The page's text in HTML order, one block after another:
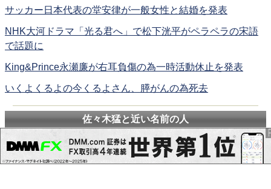
サッカー日本代表の堂安律が一般女性と結婚を発表
NHK大河ドラマ「光る君へ」で松下洸平がペラペラの宋語
で話題に
King&Prince永瀬廉が右耳負傷の為一時活動休止を発表
いくよくるよの今くるよさん、膵がんの為死去
佐々木猛と近い名前の人